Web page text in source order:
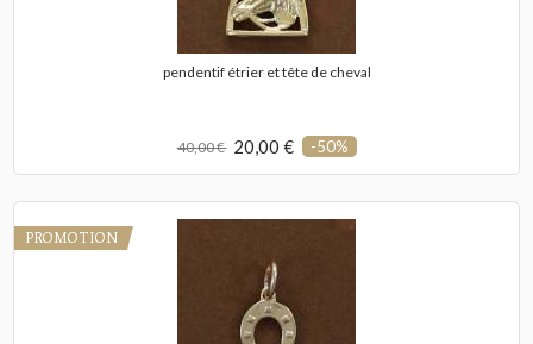
pendentif étrier et tête de cheval
40,00 € 20,00 € -50%
PROMOTION